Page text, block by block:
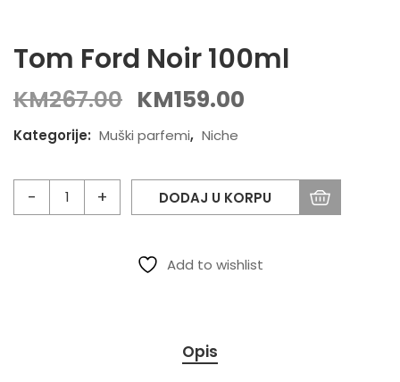
Tom Ford Noir 100ml
KM267.00 KM159.00
Kategorije: Muški parfemi, Niche
DODAJ U KORPU
Add to wishlist
Opis